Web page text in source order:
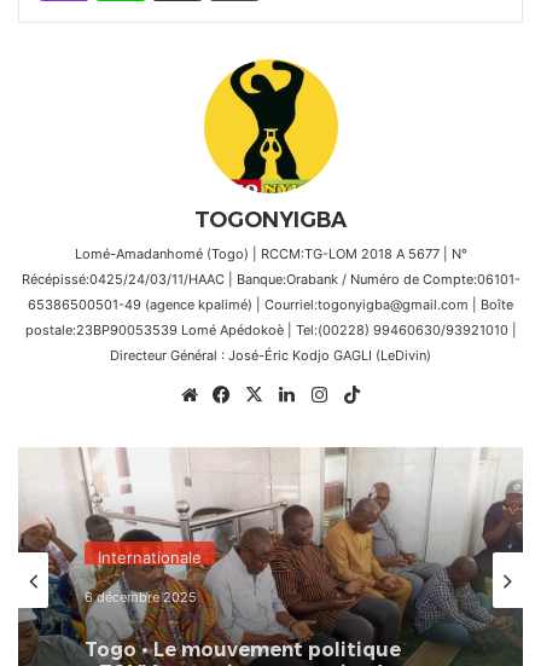
TOGONYIGBA
Lomé-Amadanhomé (Togo) | RCCM:TG-LOM 2018 A 5677 | N°
Récépissé:0425/24/03/11/HAAC | Banque:Orabank / Numéro de Compte:06101-
65386500501-49 (agence kpalimé) | Courriel:togonyigba@gmail.com | Boîte
postale:23BP90053539 Lomé Apédokoè | Tel:(00228) 99460630/93921010 |
Directeur Général : José-Éric Kodjo GAGLI (LeDivin)
WebsiteFacebook
X LinkedinInstagram
Internationale
6 décembre 2025
Togo • Le mouvement politique
« TOVIA » exprime sa gratitude